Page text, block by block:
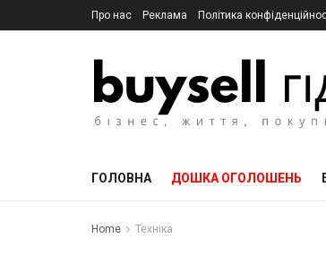
Про нас Реклама Політика
ГОЛОВНА ДОШКА ОГОЛОШЕНЬ
Home Техніка